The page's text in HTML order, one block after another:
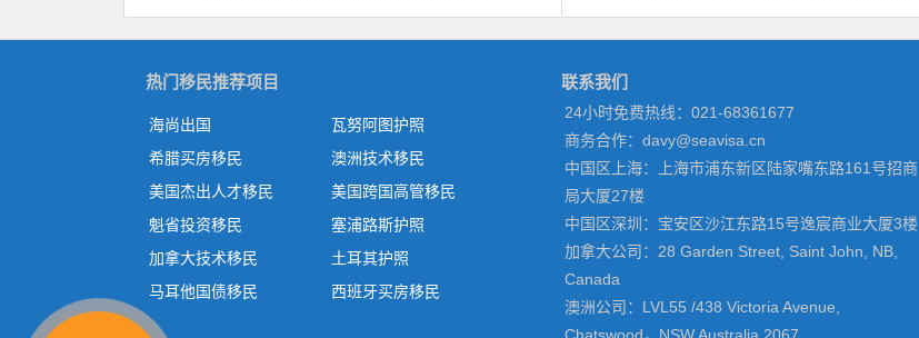
热门移民推荐项目
海尚出国
希腊买房移民
美国杰出人才移民
魁省投资移民
加拿大技术移民
马耳他国债移民
瓦努阿图护照
澳洲技术移民
美国跨国高管移民
塞浦路斯护照
土耳其护照
西班牙买房移民
联系我们
24小时免费热线：021-68361677
商务合作：davy@seavisa.cn
中国区上海：上海市浦东新区陆家嘴东路161号招商
局大厦27楼
中国区深圳：宝安区沙江东路15号逸宸商业大厦3楼
加拿大公司：28 Garden Street, Saint John, NB,
Canada
澳洲公司：LVL55 /438 Victoria Avenue,